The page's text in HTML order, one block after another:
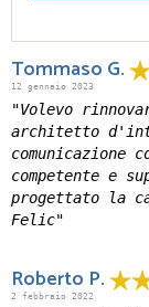
Tommaso G.
12 gennaio 2023
"Volevo
architetto
competente e
progettato la
Felic"
Roberto P.
2 febbraio 2022